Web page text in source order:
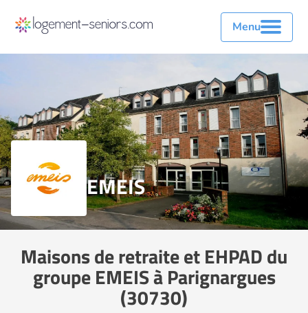
Menu
EMEIS
Maisons de retraite et EHPAD du
groupe EMEIS à Parignargues
(30730)